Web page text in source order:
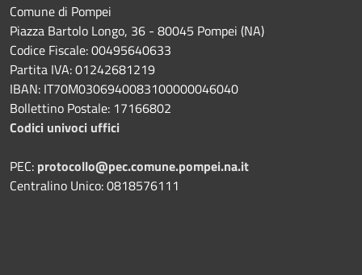
Comune di Pompei
Piazza Bartolo Longo, 36 - 80045 Pompei (NA)
Codice Fiscale: 00495640633
Partita IVA: 01242681219
IBAN: IT70M0306940083100000046040
Bollettino Postale: 17166802
Codici univoci uffici
PEC: protocollo@pec.comune.pompei.na.it
Centralino Unico: 0818576111